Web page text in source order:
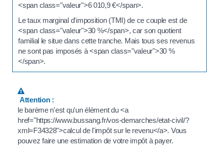
<span class="valeur">6 010,9 €</span>.
Le taux marginal d'imposition (TMI) de ce couple est de
<span class="valeur">30 %</span>, car son quotient
familial le situe dans cette tranche. Mais tous ses revenus
ne sont pas imposés à <span class="valeur">30 %
</span>.
Attention :
le barème n'est qu'un élément du <a
href="https://www.bussang.fr/vos-demarches/etat-civil/?
xml=F34328">calcul de l'impôt sur le revenu</a>. Vous
pouvez faire une estimation de votre impôt à payer.